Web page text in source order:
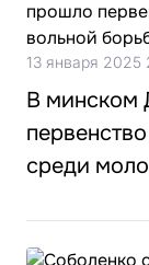
13 января 2025
В минском
среди